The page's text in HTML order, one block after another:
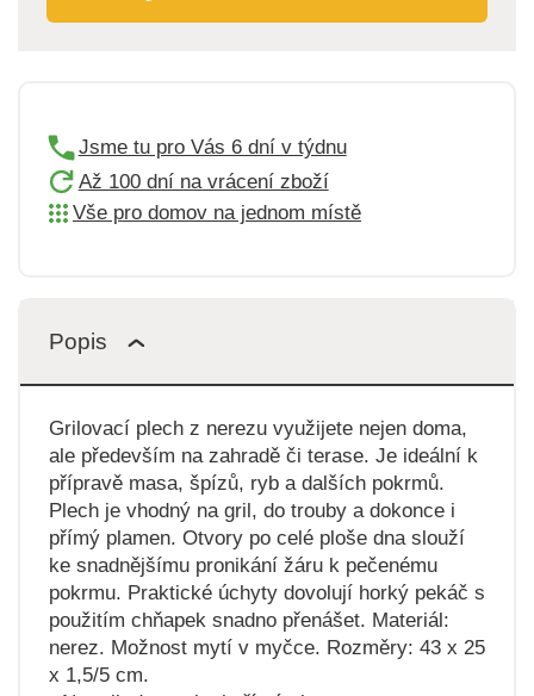
Jsme tu pro Vás 6 dní v týdnu
Až 100 dní na vrácení zboží
Vše pro domov na jednom místě
Popis
Grilovací plech z nerezu využijete nejen doma,
ale především na zahradě či terase. Je ideální k
přípravě masa, špízů, ryb a dalších pokrmů.
Plech je vhodný na gril, do trouby a dokonce i
přímý plamen. Otvory po celé ploše dna slouží
ke snadnějšímu pronikání žáru k pečenému
pokrmu. Praktické úchyty dovolují horký pekáč s
použitím chňapek snadno přenášet. Materiál:
nerez. Možnost mytí v myčce. Rozměry: 43 x 25
x 1,5/5 cm.